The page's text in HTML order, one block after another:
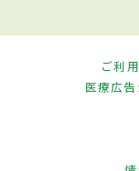
ご利
医療広